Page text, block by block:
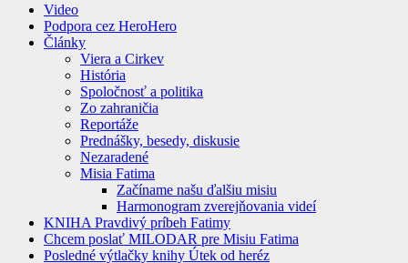
Video
Podpora cez HeroHero
Články
Viera a Cirkev
História
Spoločnosť a politika
Zo zahraničia
Reportáže
Prednášky, besedy, diskusie
Nezaradené
Misia Fatima
Začíname našu ďalšiu misiu
Harmonogram zverejňovania videí
KNIHA Pravdivý príbeh Fatimy
Chcem poslať MILODAR pre Misiu Fatima
Posledné výtlačky knihy Útek od heréz